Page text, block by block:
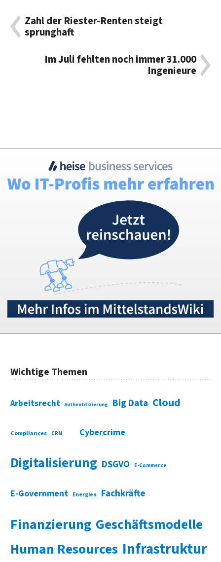
Zahl der Riester-Renten steigt
sprunghaft
Im Juli fehlten noch immer 31.000
Ingenieure
Wichtige Themen
Arbeitsrecht Authentifizierung Big Data Cloud
Compliances CRM Cybercrime
Digitalisierung DSGVO E-Commerce
E-Government Energien Fachkräfte
Finanzierung Geschäftsmodelle
Human Resources Infrastruktur